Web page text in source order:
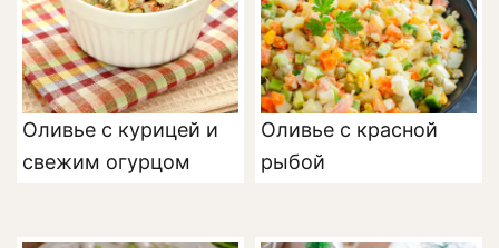
Оливье с курицей и
свежим огурцом
Оливье с красной
рыбой